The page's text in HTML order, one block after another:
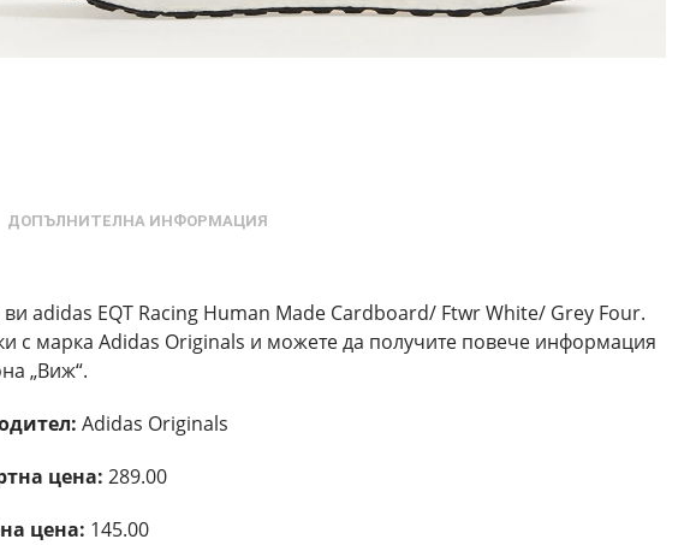
ДОПЪЛНИТЕЛНА ИНФОРМАЦИЯ
adidas EQT Racing Human Made Cardboard/ Ftwr White/ Grey Four.
с марка Adidas Originals и можете да получите повече информация
„Виж“.
Adidas Originals
цена: 289.00
цена: 145.00